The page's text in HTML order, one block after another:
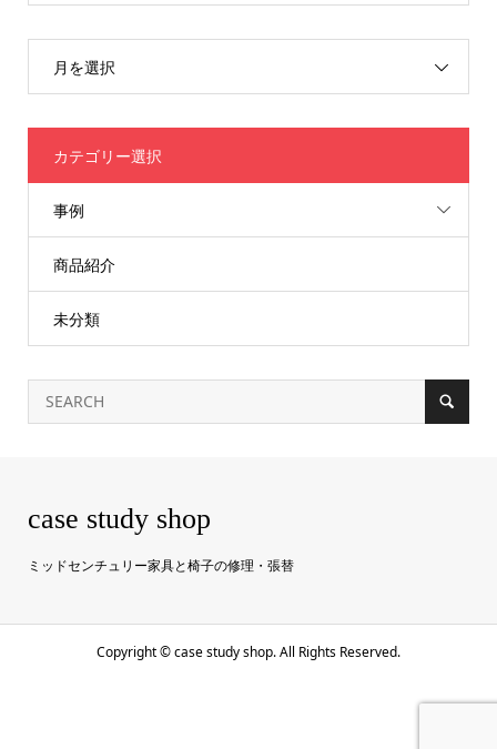
月を選択
カテゴリー選択
事例
商品紹介
未分類
case study shop
ミッドセンチュリー家具と椅子の修理・張替
Copyright ©case study shop. All Rights Reserved.